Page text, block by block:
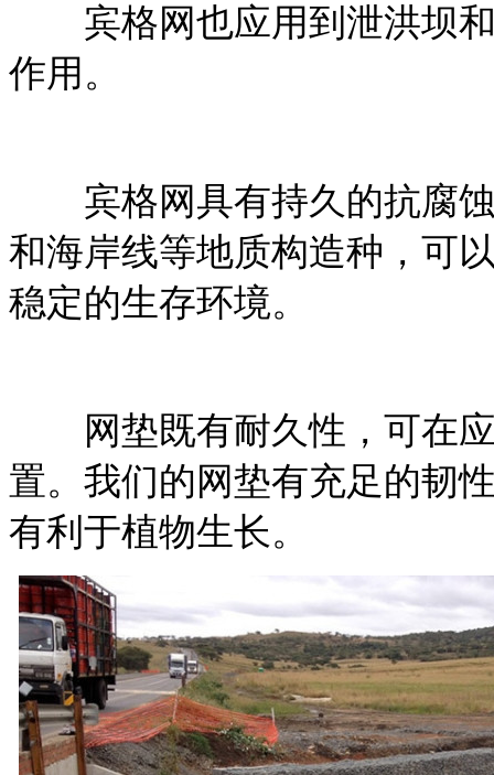
宾格网也应用到泄洪坝和
作用。
宾格网具有持久的抗腐
和海岸线等地质构造种，可
稳定的生存环境。
网垫既有耐久性，可在应
置。我们的网垫有充足的韧
有利于植物生长。